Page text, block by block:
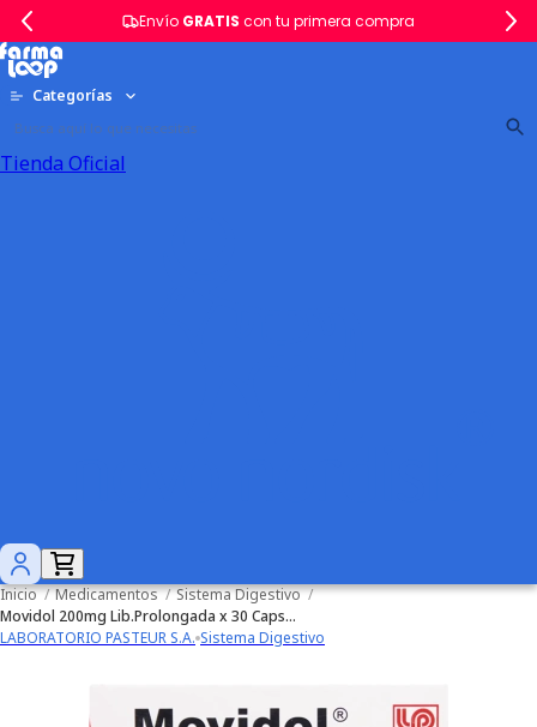
Envío GRATIS con tu primera compra
Categorías
Tienda Oficial
Inicio / Medicamentos / Sistema Digestivo /
Movidol 200mg Lib.Prolongada x 30 Capsulas
LABORATORIO PASTEUR S.A. Sistema Digestivo